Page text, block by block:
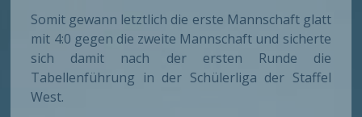
Somit gewann letztlich die erste Mannschaft glatt
mit 4:0 gegen die zweite Mannschaft und sicherte
sich damit nach der ersten Runde die
Tabellenführung in der Schülerliga der Staffel
West.